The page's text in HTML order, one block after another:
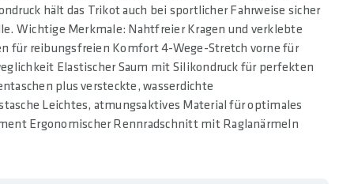
hält das Trikot auch bei sportlicher Fahrweise sicher
Wichtige Merkmale: Nahtfreier Kragen und verklebte
für reibungsfreien Komfort 4-Wege-Stretch vorne für
Elastischer Saum mit Silikondruck für perfekten
plus versteckte, wasserdichte
Leichtes, atmungsaktives Material für optimales
Ergonomischer Rennradschnitt mit Raglanärmeln